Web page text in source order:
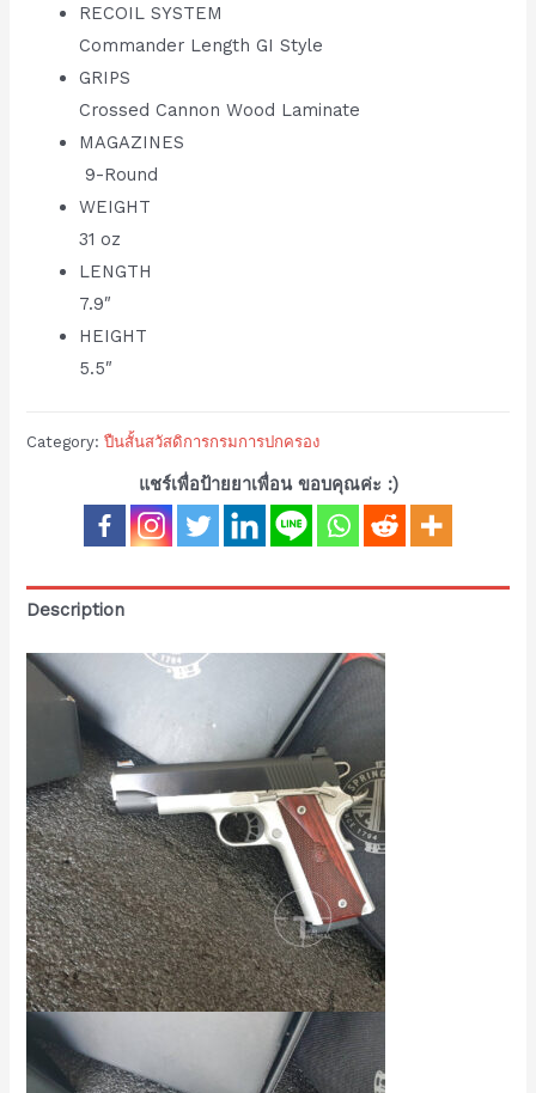
RECOIL SYSTEM
Commander Length GI Style
GRIPS
Crossed Cannon Wood Laminate
MAGAZINES
9-Round
WEIGHT
31 oz
LENGTH
7.9″
HEIGHT
5.5″
Category:ปืนสั้นสวัสดิการกรมการปกครอง
แชร์เพื่อป้ายยาเพื่อน ขอบคุณค่ะ :)
Description